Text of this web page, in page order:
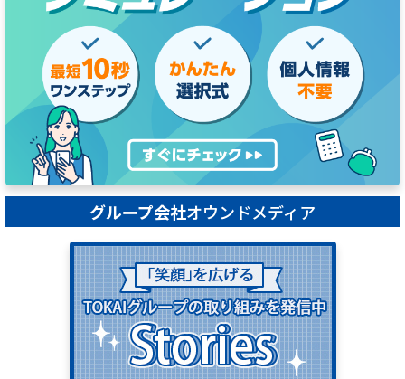
グループ会社オウンドメディア